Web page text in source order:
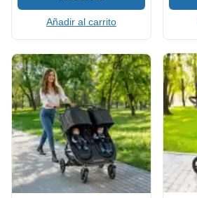
Añadir al carrito